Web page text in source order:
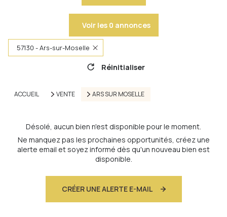
Voir les 0 annonces
57130 - Ars-sur-Moselle
Réinitialiser
ACCUEIL VENTE ARS SUR MOSELLE
Désolé, aucun bien n'est disponible pour le moment.
Ne manquez pas les prochaines opportunités, créez une
alerte email et soyez informé dès qu'un nouveau bien est
disponible.
CRÉER UNE ALERTE E-MAIL